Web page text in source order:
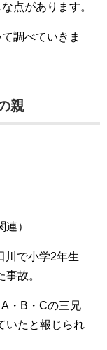
点があります。
調べていきま
親
）
川で小学2年生
故。
・B・Cの三兄
いたと報じられ